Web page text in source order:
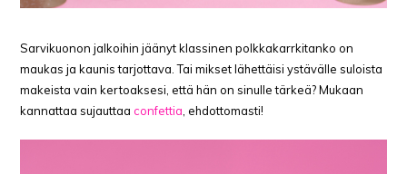
Sarvikuonon jalkoihin jäänyt klassinen polkkakarrkitanko on
maukas ja kaunis tarjottava. Tai mikset lähettäisi ystävälle suloista
makeista vain kertoaksesi, että hän on sinulle tärkeä? Mukaan
kannattaa sujauttaa confettia , ehdottomasti!